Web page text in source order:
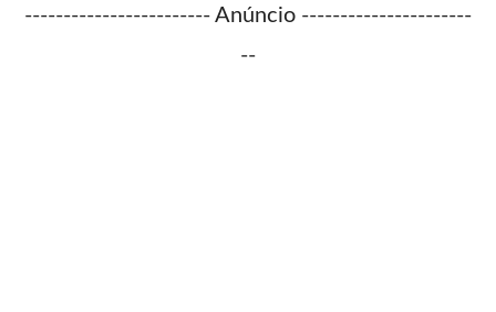
------------------------ Anúncio ----------------------
--